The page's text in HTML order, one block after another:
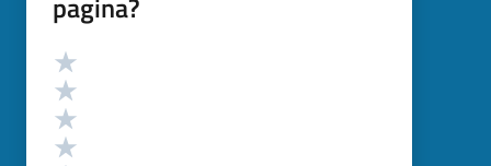
pagina?
Valutazione